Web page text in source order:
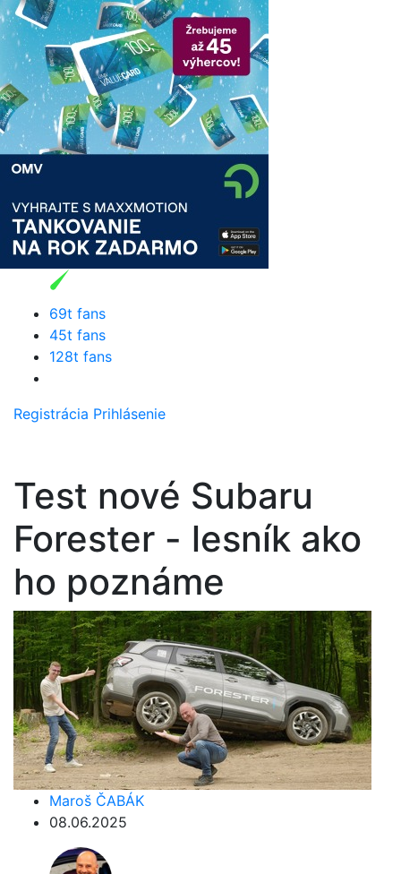
69t fans
45t fans
128t fans
Registrácia Prihlásenie
Test nové Subaru
Forester - lesník ako
ho poznáme
Maroš ČABÁK
08.06.2025